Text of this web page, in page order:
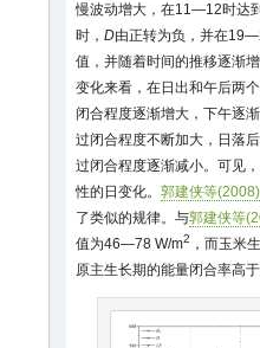
慢波动增大，在11—12时达
时， D由正转为负，并在
值，并随着时间的推移逐渐
变化来看，在日出和午后两
闭合程度逐渐增大，下午逐
过闭合程度不断加大，日落
过闭合程度逐渐减小。可见
性的日变化。 郭建侠等(2008)
了类似的规律。与郭建侠等
值为46—78 W/m2 ，而玉米
原主生长期的能量闭合率高